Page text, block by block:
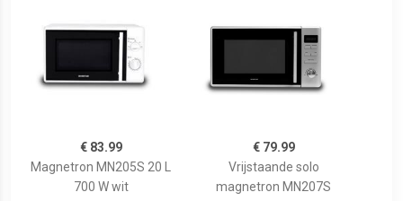
€ 83.99
Magnetron MN205S 20 L
700 W wit
€ 79.99
Vrijstaande solo
magnetron MN207S